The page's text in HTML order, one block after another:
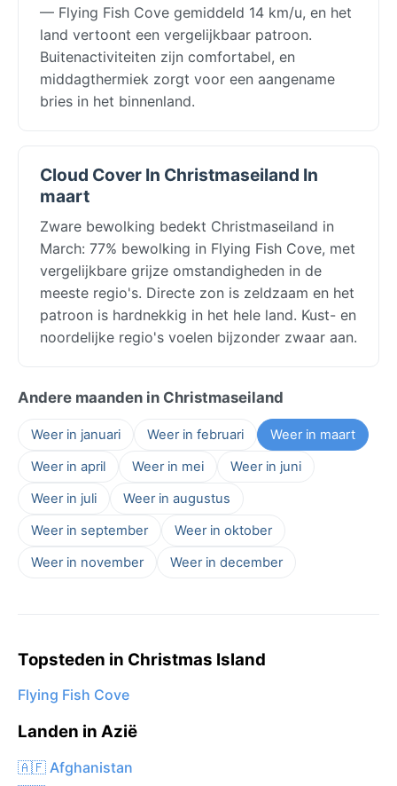
— Flying Fish Cove gemiddeld 14 km/u, en het
land vertoont een vergelijkbaar patroon.
Buitenactiviteiten zijn comfortabel, en
middagthermiek zorgt voor een aangename
bries in het binnenland.
Cloud Cover In Christmaseiland In
maart
Zware bewolking bedekt Christmaseiland in
March: 77% bewolking in Flying Fish Cove, met
vergelijkbare grijze omstandigheden in de
meeste regio's. Directe zon is zeldzaam en het
patroon is hardnekkig in het hele land. Kust- en
noordelijke regio's voelen bijzonder zwaar aan.
Andere maanden in Christmaseiland
Weer in januari Weer in februari
Weer in maart
Weer in april
Weer in mei
Weer in juni
Weer in juli
Weer in augustus
Weer in september
Weer in oktober
Weer in november
Weer in december
Topsteden in Christmas Island
Flying Fish Cove
Landen in Azië
🇦🇫 Afghanistan